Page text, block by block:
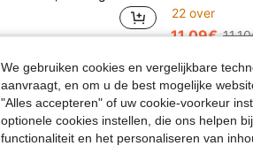
22 over
11.09€
We gebruiken cookies en vergelijkbare
aanvraagt, en om u de best mogelijke
"Alles accepteren" of uw cookie-voorkeur
optionele cookies instellen, die ons helpen
functionaliteit en het personaliseren van